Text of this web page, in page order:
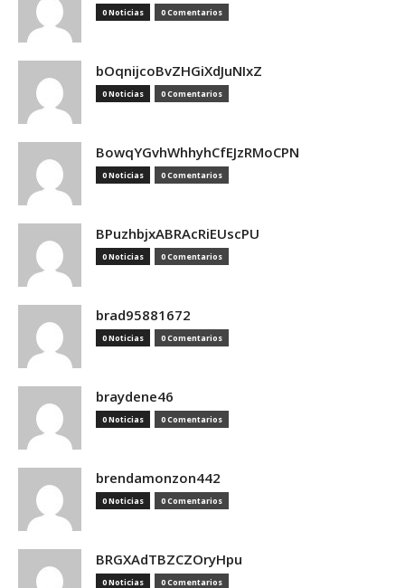
0 Noticias 0 Comentarios
bOqnijcoBvZHGiXdJuNIxZ
0 Noticias 0 Comentarios
BowqYGvhWhhyhCfEJzRMoCPN
0 Noticias 0 Comentarios
BPuzhbjxABRAcRiEUscPU
0 Noticias 0 Comentarios
brad95881672
0 Noticias 0 Comentarios
braydene46
0 Noticias 0 Comentarios
brendamonzon442
0 Noticias 0 Comentarios
BRGXAdTBZCZOryHpu
0 Noticias 0 Comentarios